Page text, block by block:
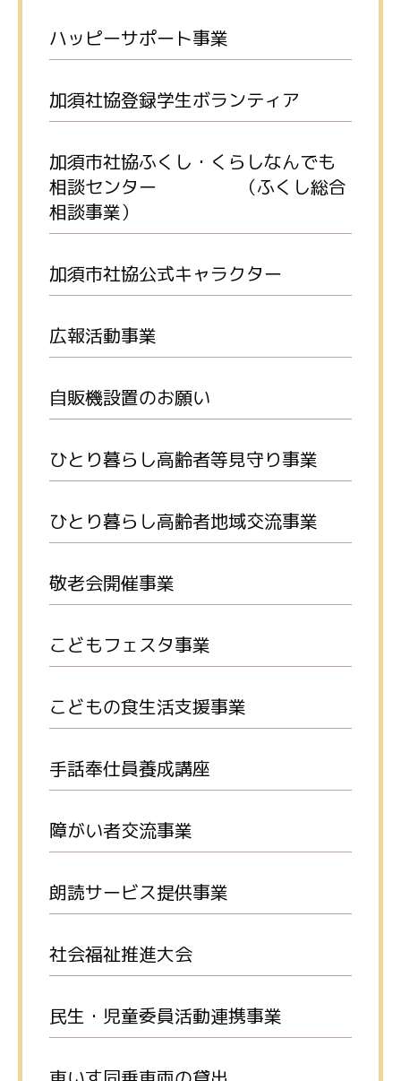
ハッピーサポート事業
加須社協登録学生ボランティア
加須市社協ふくし・くらしなんでも
相談センター （ふくし総合
相談事業）
加須市社協公式キャラクター
広報活動事業
自販機設置のお願い
ひとり暮らし高齢者等見守り事業
ひとり暮らし高齢者地域交流事業
敬老会開催事業
こどもフェスタ事業
こどもの食生活支援事業
手話奉仕員養成講座
障がい者交流事業
朗読サービス提供事業
社会福祉推進大会
民生・児童委員活動連携事業